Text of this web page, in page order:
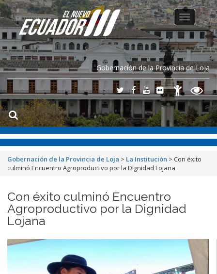
Gobernación de la Provincia de Loja
Toggle
navigation
Gobernación de la Provincia de Loja > La Institución > Con éxito
culminó Encuentro Agroproductivo por la Dignidad Lojana
Con éxito culminó Encuentro
Agroproductivo por la Dignidad
Lojana